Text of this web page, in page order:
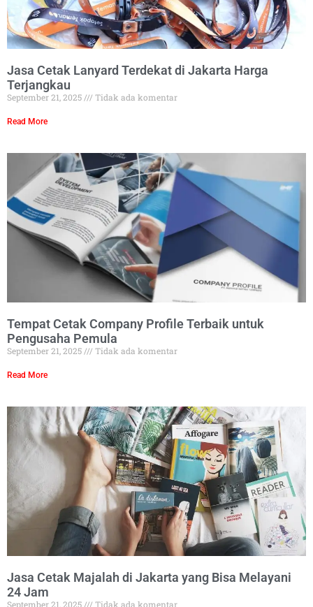
Jasa Cetak Lanyard Terdekat di Jakarta Harga
Terjangkau
September 21, 2025 Tidak ada komentar
Read More
Tempat Cetak Company Profile Terbaik untuk
Pengusaha Pemula
September 21, 2025 Tidak ada komentar
Read More
Jasa Cetak Majalah di Jakarta yang Bisa Melayani
24 Jam
September 21, 2025 Tidak ada komentar